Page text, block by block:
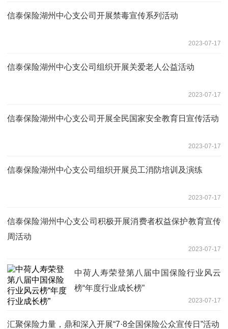
信泰保险湖州中心支公司开展禁毒宣传系列活动
2023-07-17
信泰保险湖州中心支公司组织开展关爱老人公益活动
2023-07-17
信泰保险湖州中心支公司开展全民国家安全教育日宣传活动
2023-07-17
信泰保险湖州中心支公司组织开展员工消防培训及演练
2023-07-17
信泰保险湖州中心支公司积极开展消费者权益保护教育宣传
周活动
2023-07-17
中荷人寿荣登第八届中国保险行业风云
榜“年度行业成长榜”
2023-07-17
汇聚保险力量，鼎和深入开展“7·8全国保险公众宣传日”活动